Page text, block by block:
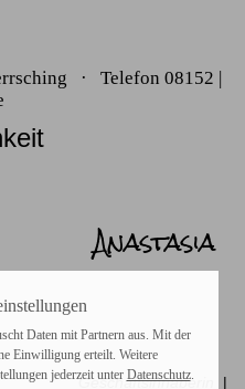
· Telefon 08152 |
Anastasia
|
Daten mit Partnern aus. Mit der
Einwilligung erteilt. Weitere
jederzeit unter Datenschutz.